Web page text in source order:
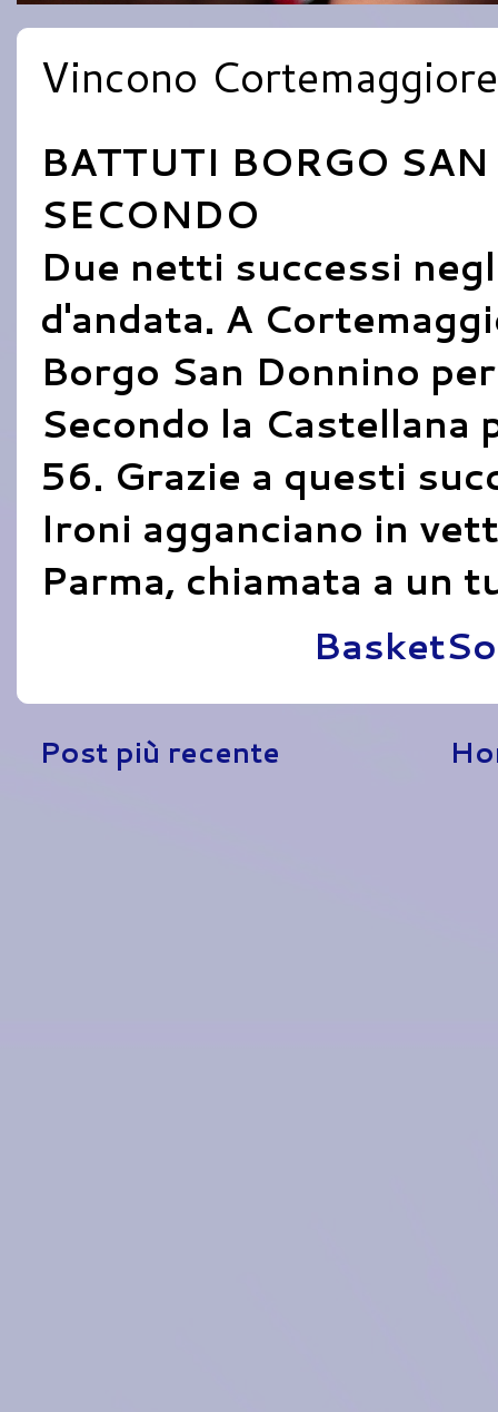
Vincono
BATTUTI BORGO
SECONDO
Due netti successi
d'andata. A
Borgo San Donnino
Secondo la
56. Grazie a questi
Ironi agganciano in
Parma, chiamata a un
Post più recente